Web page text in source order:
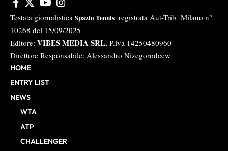
Testata giornalistica Spazio Tennis registrata Aut-Trib Milano n°
10268 del 15/09/2025
Editore: VIBES MEDIA SRL, P.iva 14250480960
Direttore Responsabile: Alessandro Nizegorodcew
HOME
ENTRY LIST
NEWS
WTA
ATP
CHALLENGER